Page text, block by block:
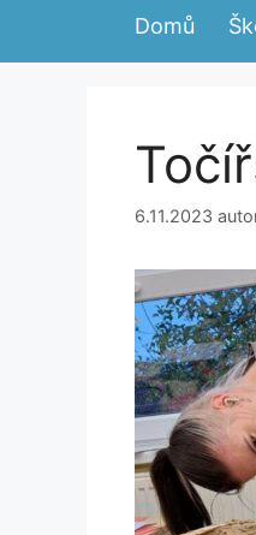
Domů
6.11.2023